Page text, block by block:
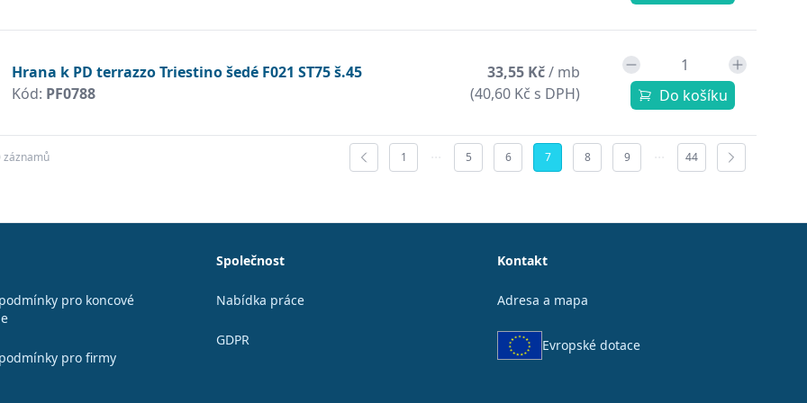
Hrana k PD terrazzo Triestino šedé F021 ST75 š.45
Kód: PF0788
33,55 Kč/ mb
(40,60 Kč s DPH)
Do košíku
záznamů 1 5 6 7 8 9 44
pro koncové
pro firmy
Společnost
Nabídka práce
GDPR
Kontakt
Adresa a mapa
Evropské dotace